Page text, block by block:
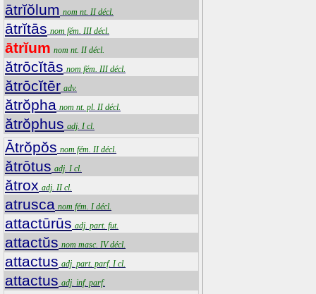
ātrĭŏlum nom nt. II décl.
ātrĭtās nom fém. III décl.
ātrĭum nom nt. II décl.
ătrōcĭtās nom fém. III décl.
ătrōcĭtēr adv.
ătrŏpha nom nt. pl. II décl.
ătrŏphus adj. I cl.
Ātrŏpŏs nom fém. II décl.
ătrōtus adj. I cl.
ătrox adj. II cl.
atrusca nom fém. I décl.
attactūrūs adj. part. fut.
attactŭs nom masc. IV décl.
attactus adj. part. parf. I cl.
attactus adj. inf. parf.